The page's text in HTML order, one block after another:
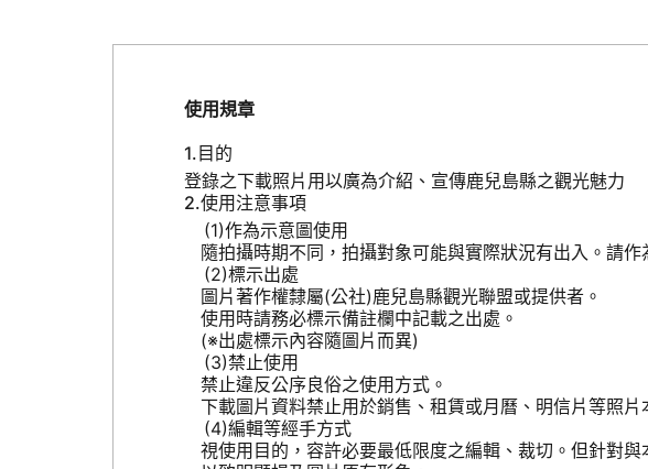
使用規章
目的
登錄之下載照片用以廣為介紹、宣傳鹿兒島縣之觀光魅力
使用注意事項
作為示意圖使用
隨拍攝時期不同，拍攝對象可能與實際狀況有出入。請作
標示出處
圖片著作權隸屬(公社)鹿兒島縣觀光聯盟或提供者。
使用時請務必標示備註欄中記載之出處。
(※出處標示內容隨圖片而異)
禁止使用
禁止違反公序良俗之使用方式。
下載圖片資料禁止用於銷售、租賃或月曆、明信片等照片
編輯等經手方式
視使用目的，容許必要最低限度之編輯、裁切。但針對